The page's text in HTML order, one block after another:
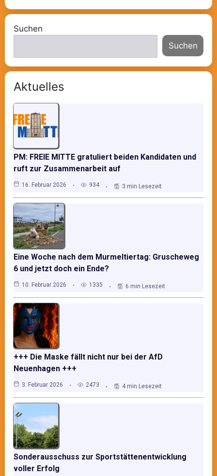
Suchen
Suchen
Aktuelles
PM: FREIE MITTE gratuliert beiden Kandidaten und
ruft zur Zusammenarbeit auf
16. Februar 2026 934 3 min Lesezeit
Eine Woche nach dem Murmeltiertag: Gruscheweg
6 und jetzt doch ein Ende?
10. Februar 2026 1335 6 min Lesezeit
+++ Die Maske fällt nicht nur bei der AfD
Neuenhagen +++
3. Februar 2026 2473 4 min Lesezeit
Sonderausschuss zur Sportstättenentwicklung
voller Erfolg